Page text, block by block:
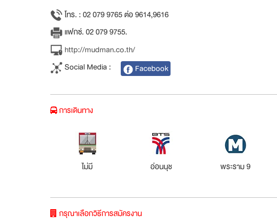
โทร. : 02 079 9765 ต่อ 9614,9616
แฟกซ์. 02 079 9755.
http://mudman.co.th/
Social Media :
Facebook
การเดินทาง
ไม่มี อ่อนนุช พระราม 9
กรุณาเลือกวิธีการสมัครงาน